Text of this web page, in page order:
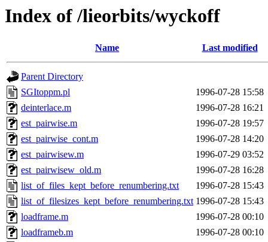
Index of /lieorbits/wyckoff
Name Last modified
Parent Directory
SGItoppm.pl
1996-07-28 15:58
deinterlace.m
1996-07-28 16:21
est_pairwise.m
1996-07-28 19:57
est_pairwise_cont.m
1996-07-28 14:20
est_pairwisew.m
1996-07-29 03:52
est_pairwisew_old.m
1996-07-28 16:28
list_of_files_kept_before_renumbering.txt
1996-07-28 15:43
list_of_filesizes_kept_before_renumbering.txt 1996-07-28 15:43
loadframe.m
1996-07-28 00:10
loadframeb.m
1996-07-28 00:10